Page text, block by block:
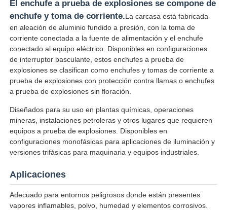
Productos
El enchufe a prueba de explosiones se compone de
enchufe y toma de corriente.La carcasa está fabricada
en aleación de aluminio fundido a presión, con la toma de
corriente conectada a la fuente de alimentación y el enchufe
conectado al equipo eléctrico. Disponibles en configuraciones
de interruptor basculante, estos enchufes a prueba de
explosiones se clasifican como enchufes y tomas de corriente a
prueba de explosiones con protección contra llamas o enchufes
a prueba de explosiones sin floración.
Diseñados para su uso en plantas químicas, operaciones
mineras, instalaciones petroleras y otros lugares que requieren
equipos a prueba de explosiones. Disponibles en
configuraciones monofásicas para aplicaciones de iluminación y
versiones trifásicas para maquinaria y equipos industriales.
Aplicaciones
Adecuado para entornos peligrosos donde están presentes
vapores inflamables, polvo, humedad y elementos corrosivos.